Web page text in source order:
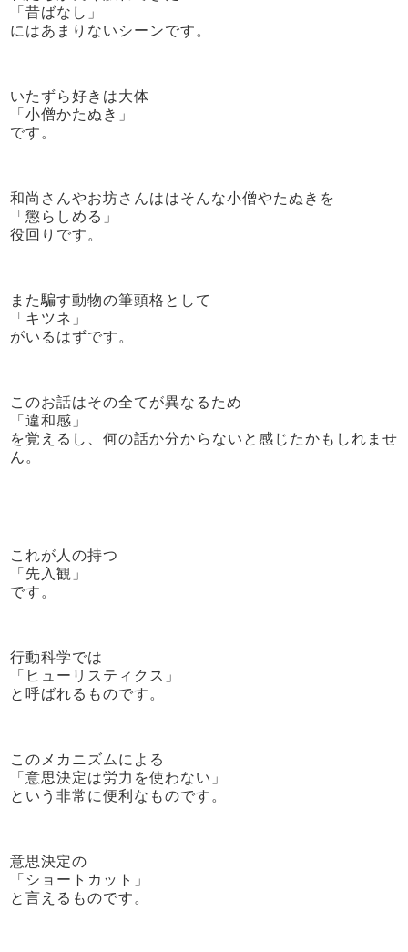
「昔ばなし」
にはあまりないシーンです。
いたずら好きは大体
「小僧かたぬき」
です。
和尚さんやお坊さんははそんな小僧やたぬきを
「懲らしめる」
役回りです。
また騙す動物の筆頭格として
「キツネ」
がいるはずです。
このお話はその全てが異なるため
「違和感」
を覚えるし、何の話か分からないと感じたかもしれませ
ん。
これが人の持つ
「先入観」
です。
行動科学では
「ヒューリスティクス」
と呼ばれるものです。
このメカニズムによる
「意思決定は労力を使わない」
という非常に便利なものです。
意思決定の
「ショートカット」
と言えるものです。